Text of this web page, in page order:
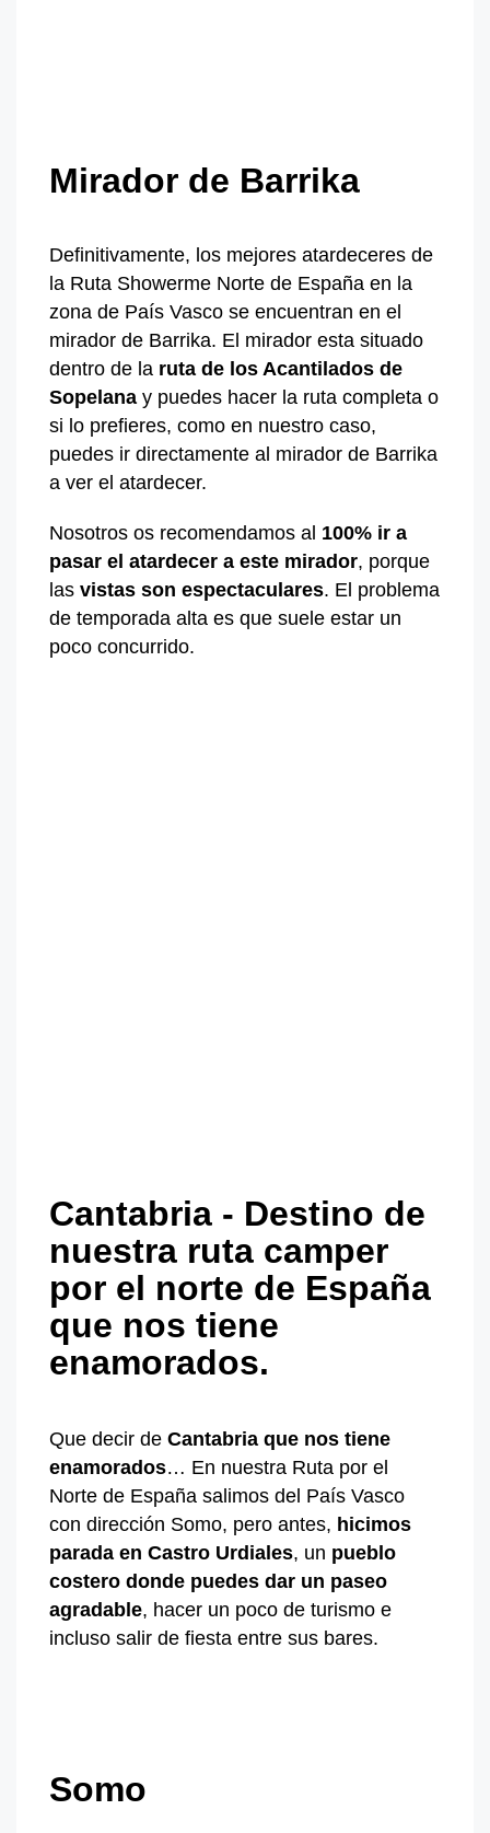
Mirador de Barrika
Definitivamente, los mejores atardeceres de
la Ruta Showerme Norte de España en la
zona de País Vasco se encuentran en el
mirador de Barrika. El mirador esta situado
dentro de la ruta de los Acantilados de
Sopelana y puedes hacer la ruta completa o
si lo prefieres, como en nuestro caso,
puedes ir directamente al mirador de Barrika
a ver el atardecer.
Nosotros os recomendamos al 100% ir a
pasar el atardecer a este mirador, porque
las vistas son espectaculares. El problema
de temporada alta es que suele estar un
poco concurrido.
Cantabria - Destino de
nuestra ruta camper
por el norte de España
que nos tiene
enamorados.
Que decir de Cantabria que nos tiene
enamorados… En nuestra Ruta por el
Norte de España salimos del País Vasco
con dirección Somo, pero antes, hicimos
parada en Castro Urdiales, un pueblo
costero donde puedes dar un paseo
agradable, hacer un poco de turismo e
incluso salir de fiesta entre sus bares.
Somo